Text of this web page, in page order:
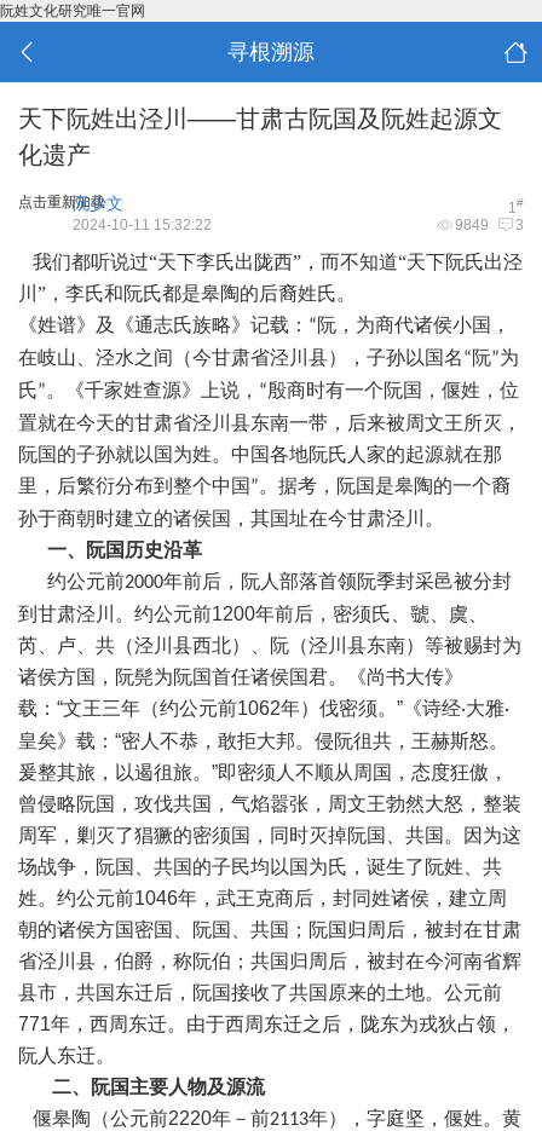
阮姓文化研究唯一官网
寻根溯源
天下阮姓出泾川——甘肃古阮国及阮姓起源文
化遗产
点击重新加载 1#
阮少文
9849 3
2024-10-11 15:32:22
我们都听说过“天下李氏出陇西”，而不知道“天下阮氏出泾
川”，李氏和阮氏都是皋陶的后裔姓氏。
《姓谱》及《通志氏族略》记载： “阮，为商代诸侯小国，
在岐山 、泾水之间（今甘肃省泾川县），子孙以国名“阮”为
氏”。《千家姓查源》上说， “殷商时有一个阮国，偃姓，位
置就在今天的甘肃省泾川县东南一带，后来被周文王所灭，
阮国的子孙就以国为姓。中国各地阮氏人家的起源就在那
里，后繁衍分布到整个中国 ”。 据考， 阮国是皋陶的一个裔
孙于商朝时建立的诸侯国 ， 其国址在今甘肃泾川。
一、阮国历史沿革
约公元前2000年前后，阮人部落首领阮季封采邑被分封
到甘肃泾川。 约公元前1200年前后，密须氏、虢、虞、
芮、卢、共（泾川县西北）、阮（泾川县东南）等被赐封为
诸侯方国 ，阮髡为阮国首任诸侯国君。《尚书大传》
载： “文王三年（约公元前1062年）伐密须。 ” 《诗经·大雅·
皇矣》载： “密人不恭，敢拒大邦。侵阮徂共，王赫斯怒。
爰整其旅，以遏徂旅。 ”即密须人不顺从周国，态度狂傲，
曾侵略阮国，攻伐共国，气焰嚣张，周文王勃然大怒，整装
周军，剿灭了猖獗的密须国，同时灭掉阮国、共国。因为这
场战争，阮国、共国的子民均以国为氏，诞生了阮姓、共
姓。约公元前1046年，武王克商后，封同姓诸侯，建立周
朝的诸侯方国密国、阮国、共国；阮国归周后，被封在甘肃
省泾川县，伯爵，称阮伯；共国归周后，被封在今河南省辉
县市 ，共国东迁后，阮国接收了共国原来的土地。公元前
771年，西周东迁。由于西周东迁之后，陇东为戎狄占领，
阮人东迁。
二、阮国主要人物及源流
偃皋陶（公元前2220年－前2113年），字庭坚 ， 偃姓。黄